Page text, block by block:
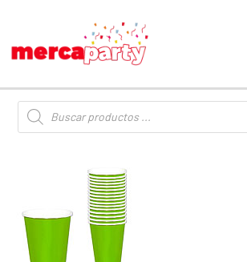
Búsqueda
de
productos
color
VERDE
LIMA